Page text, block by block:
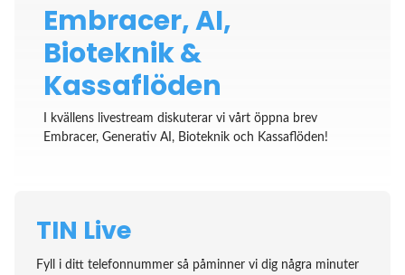
Embracer, AI,
Bioteknik &
Kassaflöden
I kvällens livestream diskuterar vi vårt öppna brev
Embracer, Generativ AI, Bioteknik och Kassaflöden!
TIN Live
Fyll i ditt telefonnummer så påminner vi dig några minuter